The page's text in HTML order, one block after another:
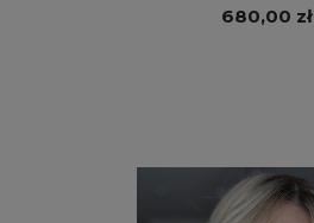
680,00 zł